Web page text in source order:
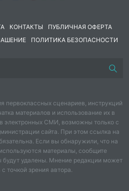
виды планов;
выделенные учителем
новом материале;
действия;
правильность
вносить необходимые
КОНТАКТЫ
ПУБЛИЧНАЯ ОФЕРТА
ПОЛИТИКА БЕЗОПАСНОСТИ
первоклассных сценариев, инструкций
материалов и использование их в
электронных СМИ, возможны только с
сайта. При этом ссылка на
Если вы обнаружили, что на
материалы, сообщите
удалены. Мнение редакции может
с точкой зрения автора.